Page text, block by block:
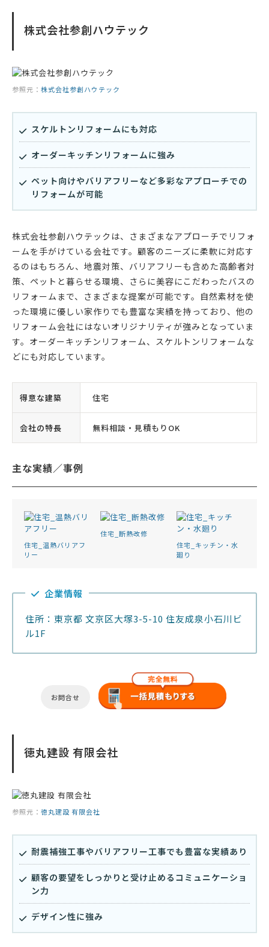
株式会社参創ハウテック
参照元： 株式会社参創ハウテック
スケルトンリフォームにも対応
オーダーキッチンリフォームに強み
ペット向けやバリアフリーなど多彩なアプローチでの
リフォームが可能
株式会社参創ハウテックは、さまざまなアプローチでリフォ
ームを手がけている会社です。顧客のニーズに柔軟に対応す
るのはもちろん、地震対策、バリアフリーも含めた高齢者対
策、ペットと暮らせる環境、さらに美容にこだわったバスの
リフォームまで、さまざまな提案が可能です。自然素材を使
った環境に優しい家作りでも豊富な実績を持っており、他の
リフォーム会社にはないオリジナリティが強みとなっていま
す。オーダーキッチンリフォーム、スケルトンリフォームな
どにも対応しています。
得意な建築 住宅
会社の特長 無料相談・見積もりOK
主な実績／事例
住宅_温熱バリアフ
リー
住宅_断熱改修
住宅_キッチン・水
廻り
企業情報
住所：東京都 文京区大塚3-5-10 住友成泉小石川ビ
ル1F
お問合せ
徳丸建設 有限会社
参照元： 徳丸建設 有限会社
耐震補強工事やバリアフリー工事でも豊富な実績あり
顧客の要望をしっかりと受け止めるコミュニケーショ
ン力
デザイン性に強み